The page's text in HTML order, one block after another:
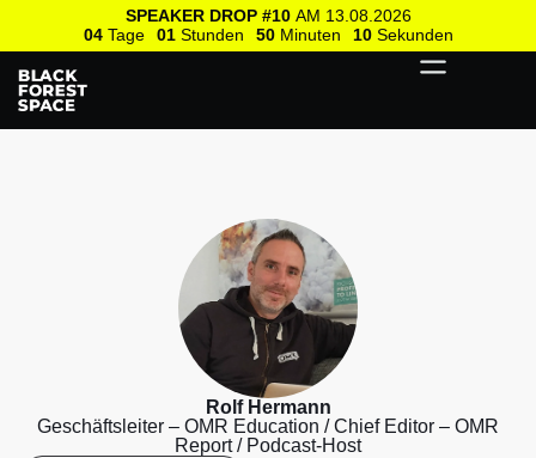
SPEAKER DROP #10 AM 13.08.2026
04 Tage 01 Stunden 50 Minuten 10 Sekunden
Rolf Hermann
Geschäftsleiter – OMR Education / Chief Editor – OMR
Report / Podcast-Host